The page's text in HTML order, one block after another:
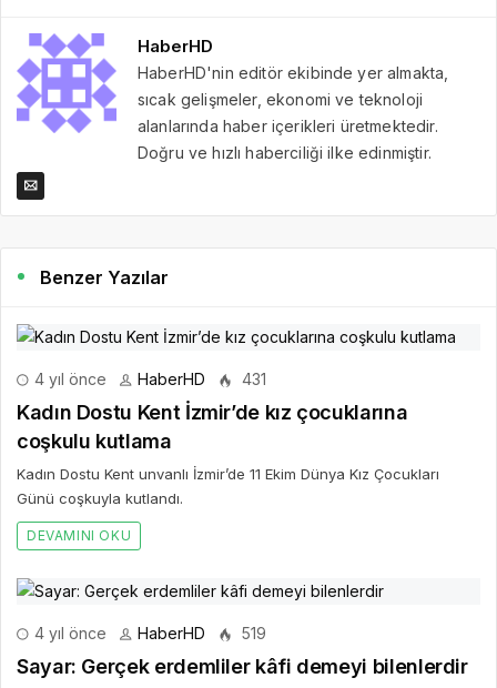
HaberHD
HaberHD'nin editör ekibinde yer almakta,
sıcak gelişmeler, ekonomi ve teknoloji
alanlarında haber içerikleri üretmektedir.
Doğru ve hızlı haberciliği ilke edinmiştir.
Benzer Yazılar
4 yıl önce HaberHD 431
Kadın Dostu Kent İzmir’de kız çocuklarına
coşkulu kutlama
Kadın Dostu Kent unvanlı İzmir’de 11 Ekim Dünya Kız Çocukları
Günü coşkuyla kutlandı.
DEVAMINI OKU
4 yıl önce HaberHD 519
Sayar: Gerçek erdemliler kâfi demeyi bilenlerdir